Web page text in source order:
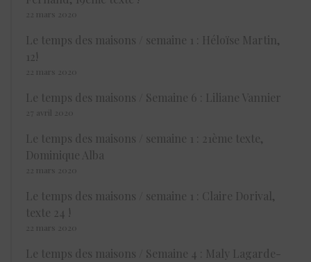
22 mars 2020
Le temps des maisons / semaine 1 : Héloïse Martin,
12!
22 mars 2020
Le temps des maisons / Semaine 6 : Liliane Vannier
27 avril 2020
Le temps des maisons / semaine 1 : 21ème texte,
Dominique Alba
22 mars 2020
Le temps des maisons / semaine 1 : Claire Dorival,
texte 24 !
22 mars 2020
Le temps des maisons / Semaine 4 : Maly Lagarde-